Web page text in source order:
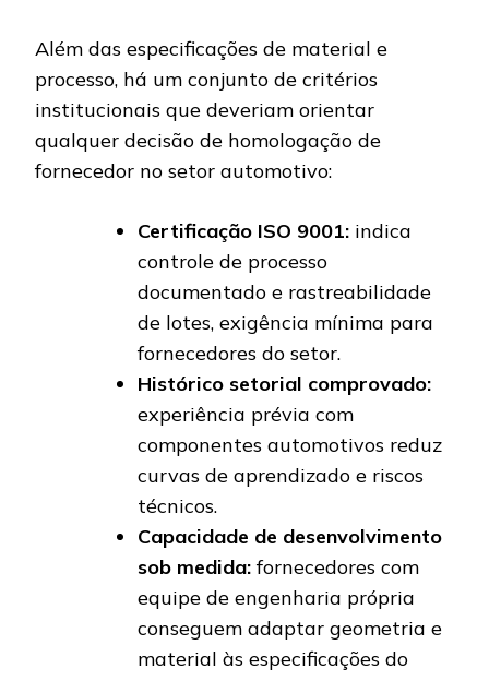
Além das especificações de material e
processo, há um conjunto de critérios
institucionais que deveriam orientar
qualquer decisão de homologação de
fornecedor no setor automotivo:
Certificação ISO 9001: indica
controle de processo
documentado e rastreabilidade
de lotes, exigência mínima para
fornecedores do setor.
Histórico setorial comprovado:
experiência prévia com
componentes automotivos reduz
curvas de aprendizado e riscos
técnicos.
Capacidade de desenvolvimento
sob medida:fornecedores com
equipe de engenharia própria
conseguem adaptar geometria e
material às especificações do